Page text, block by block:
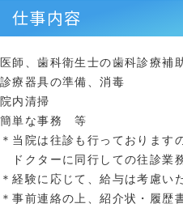
仕事内容
医師、歯科衛生士の歯科診療補
診療器具の準備、消毒
院内清掃
簡単な事務 等
＊当院は往診も行っております
ドクターに同行しての往診業
＊経験に応じて、給与は考慮い
＊事前連絡の上、紹介状・履歴